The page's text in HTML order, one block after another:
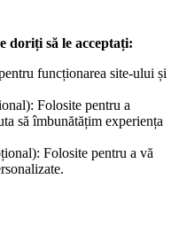
doriți să le acceptați:
funcționarea site-ului și
Folosite pentru a
să îmbunătățim experiența
Folosite pentru a vă